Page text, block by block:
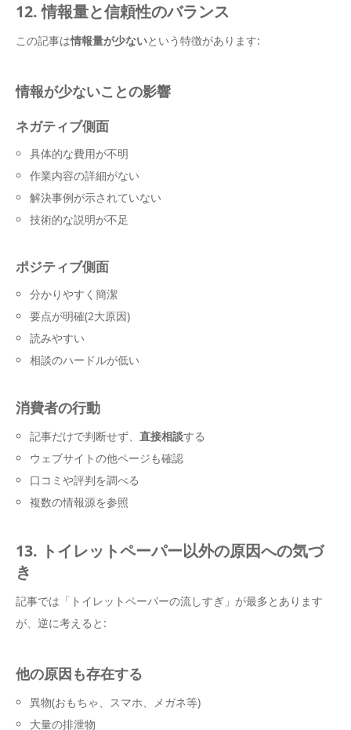
12. 情報量と信頼性のバランス
この記事は情報量が少ないという特徴があります:
情報が少ないことの影響
ネガティブ側面
具体的な費用が不明
作業内容の詳細がない
解決事例が示されていない
技術的な説明が不足
ポジティブ側面
分かりやすく簡潔
要点が明確(2大原因)
読みやすい
相談のハードルが低い
消費者の行動
記事だけで判断せず、直接相談する
ウェブサイトの他ページも確認
口コミや評判を調べる
複数の情報源を参照
13. トイレットペーパー以外の原因への気づ
き
記事では「トイレットペーパーの流しすぎ」が最多とあります
が、逆に考えると:
他の原因も存在する
異物(おもちゃ、スマホ、メガネ等)
大量の排泄物